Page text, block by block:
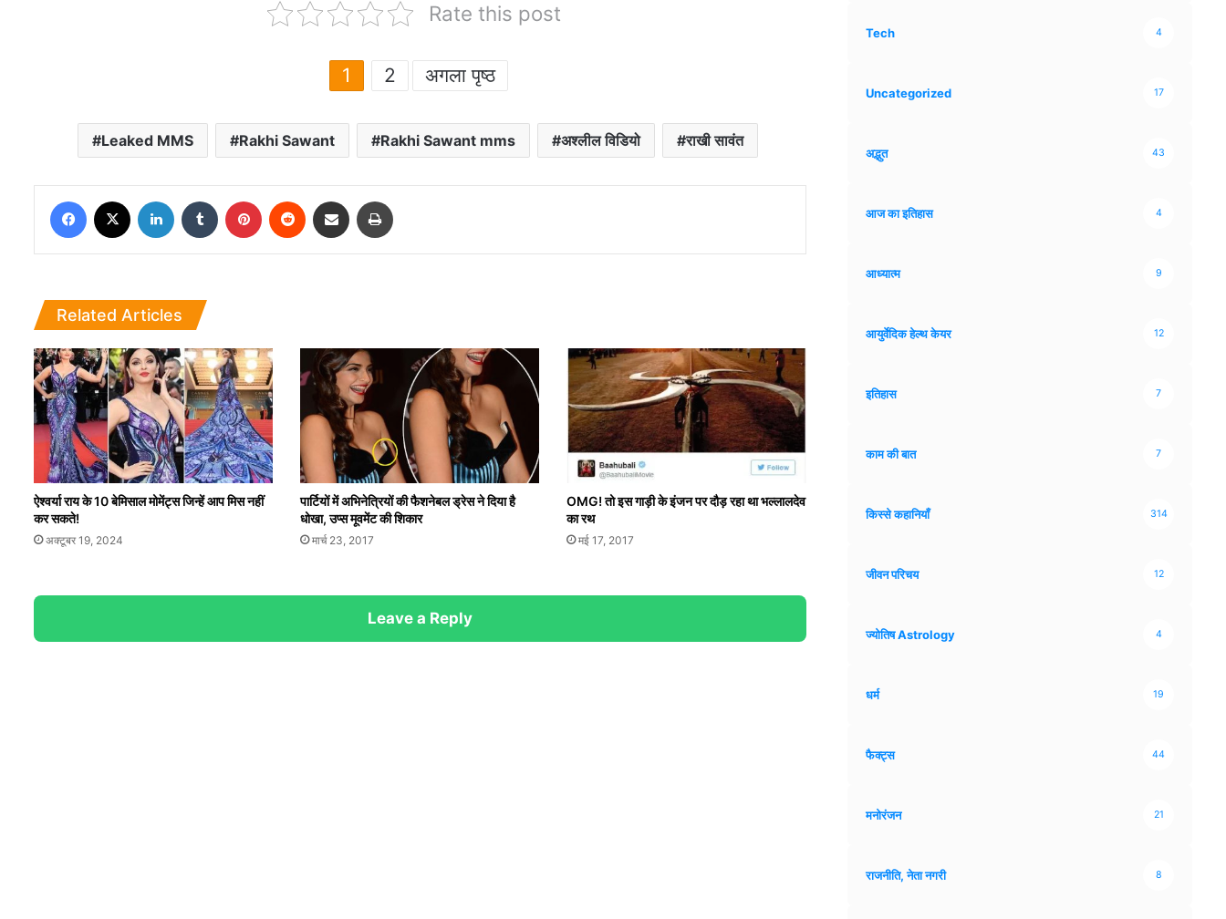
Rate this post
1 2 अगला पृष्ठ
Leaked MMS Rakhi Sawant Rakhi Sawant mms अश्लील विडियो राखी सावंत
Facebook LinkedIn Tumblr Pinterest Reddit Share via Email
Related Articles
ऐश्वर्या राय के 10 बेमिसाल मोमेंट्स जिन्हें आप मिस नहीं
कर सकते!
अक्टूबर 19, 2024
पार्टियों में अभिनेत्रियों की फैशनेबल ड्रेस ने दिया है
धोखा, उप्स मूवमेंट की शिकार
मार्च 23, 2017
OMG! तो इस गाड़ी के इंजन पर दौड़ रहा था भल्लालदेव
का रथ
मई 17, 2017
Leave a Reply
Tech 4
Uncategorized 17
अद्भुत 43
आज का इतिहास 4
आध्यात्म 9
आयुर्वेदिक हेल्थ केयर 12
इतिहास 7
काम की बात 7
किस्से कहानियाँ 314
जीवन परिचय 12
ज्योतिष Astrology 4
धर्म 19
फैक्ट्स 44
मनोरंजन 21
राजनीति, नेता नगरी 8